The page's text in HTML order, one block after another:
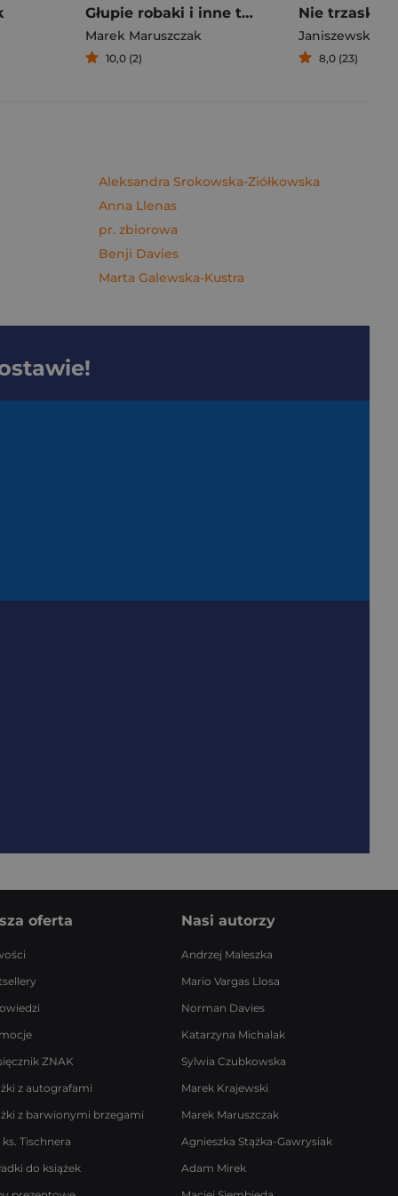
Głupie robaki i inne takie Polski
Marek Maruszczak
10,0 (2)
Janiszewska
8,0 (23)
Aleksandra Srokowska-Ziółkowska
Anna Llenas
pr. zbiorowa
Benji Davies
Marta Galewska-Kustra
oferta
ZNAK
z autografami
z barwionymi brzegami
ks. Tischnera
do książek
Nasi autorzy
Andrzej Maleszka
Mario Vargas Llosa
Norman Davies
Katarzyna Michalak
Sylwia Czubkowska
Marek Krajewski
Marek Maruszczak
Agnieszka Stążka-Gawrysiak
Adam Mirek